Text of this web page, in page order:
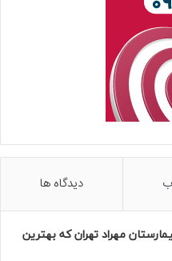
دیدگاه ها
مهراد تهران که بهترین‌